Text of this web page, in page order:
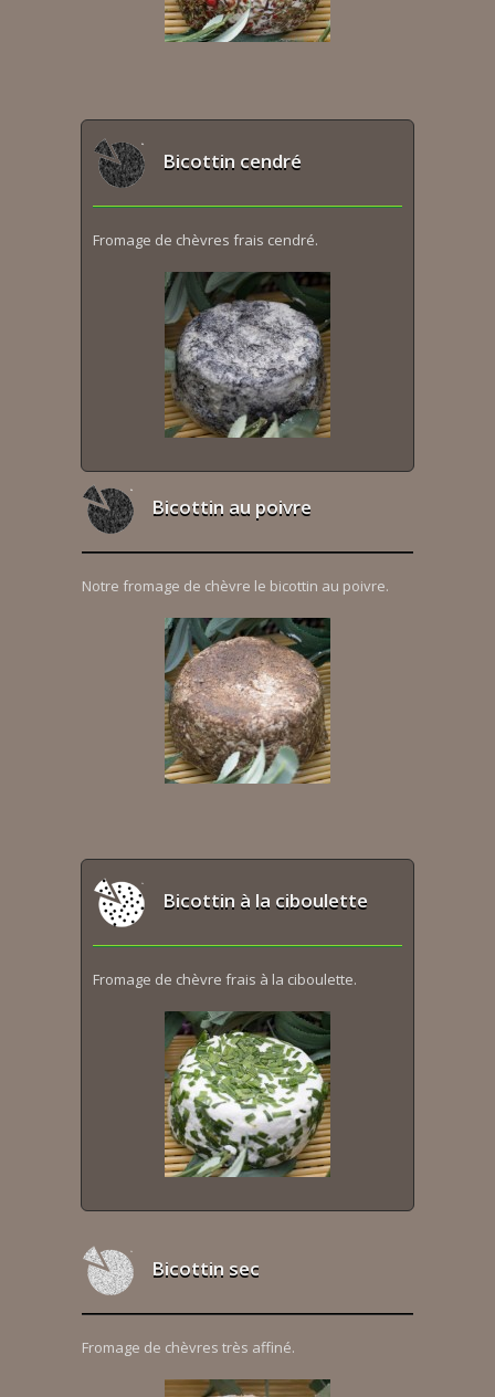
Bicottin cendré
Fromage de chèvres frais cendré.
Bicottin au poivre
Notre fromage de chèvre le bicottin au poivre.
Bicottin à la ciboulette
Fromage de chèvre frais à la ciboulette.
Bicottin sec
Fromage de chèvres très affiné.